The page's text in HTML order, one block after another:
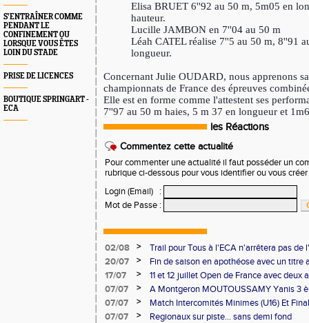
S’ENTRAÎNER COMME
PENDANT LE
CONFINEMENT OU
LORSQUE VOUS ÊTES
LOIN DU STADE
PRISE DE LICENCES
BOUTIQUE SPRINGART -
ECA
Elisa BRUET 6''92 au 50 m, 5m05 en
hauteur.
Lucille JAMBON en 7''04 au 50 m
Léah CATEL réalise 7''5 au 50 m, 8''91
longueur.
Concernant Julie OUDARD, nous apprenons
championnats de France des épreuves
Elle est en forme comme l'attestent ses
7''97 au 50 m haies, 5 m 37 en longueur et
les Réactions
Commentez cette actualité
Pour commenter une actualité il faut posséder un
rubrique ci-dessous pour vous identifier ou vous
Login (Email)
:
Mot de Passe :
02/08 >
Trail pour Tous à l'ECA n'arrêtera pas de
20/07
>
Fin de saison en apothéose avec un titre
saison
17/07 >
11 et 12 juillet Open de France avec deux
07/07
>
A Montgeron MOUTOUSSAMY Yanis 3
française à Decines: Demi-fond
07/07 >
Match Intercomités Minimes (U16) Et
Benjamin(e)s (U14) à Besançon de haut
07/07 >
Regionaux sur piste... sans demi fond